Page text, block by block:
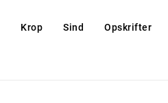
Krop Sind Opskrifter